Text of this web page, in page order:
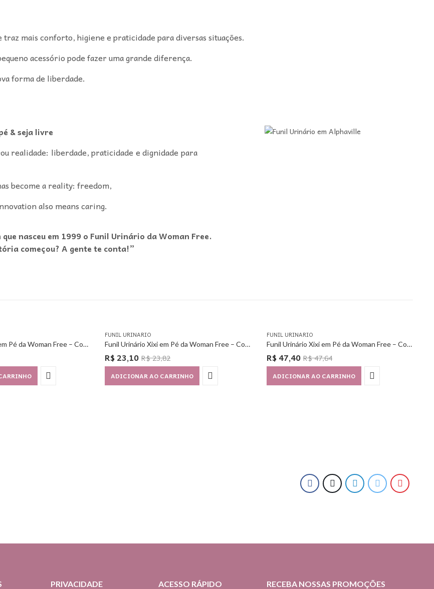
mais conforto, higiene e praticidade para diversas situações.
acessório pode fazer uma grande diferença.
forma de liberdade.
& seja livre
realidade: liberdade, praticidade e dignidade para
become a reality: freedom,
also means caring.
nasceu em 1999 o Funil Urinário da Woman Free.
começou? A gente te conta!”
Funil Urinário Xixi em Pé da Woman Free – Com 3 Unidades
FUNIL URINARIO
Funil Urinário Xixi em Pé da Woman Free – Com 6 Unidades
R$23,10 R$23,82
ADICIONAR AO CARRINHO
FUNIL URINARIO
Funil Urinário Xixi em Pé da Woman Free – Com 12 Unidades
R$47,40 R$47,64
ADICIONAR AO CARRINHO
PRIVACIDADE ACESSO RÁPIDO RECEBA NOSSAS PROMOÇÕES